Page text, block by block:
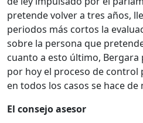
pretende volver a tres años,
periodos más cortos la
sobre la persona que
cuanto a esto último,
por hoy el proceso de control
en todos los casos se hace de
El consejo asesor